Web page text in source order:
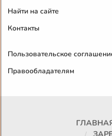
Найти на сайте
Контакты
Пользовательское
Правообладателям